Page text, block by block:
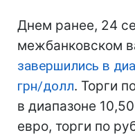
Днем ранее, 24
межбанковском
завершились в
грн/долл. Торги
в диапазоне
евро, торги по